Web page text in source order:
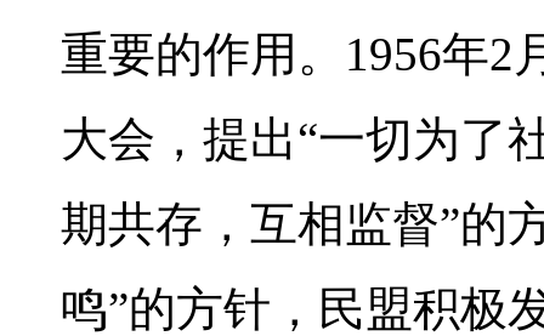
重要的作用。1956年2
大会，提出“一切为了
期共存，互相监督”的
鸣”的方针，民盟积极